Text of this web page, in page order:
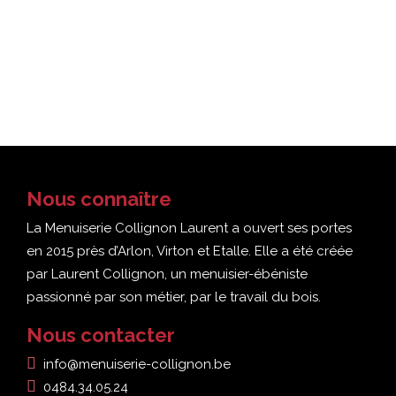
Nous connaître
La Menuiserie Collignon Laurent a ouvert ses portes
en 2015 près d’Arlon, Virton et Etalle. Elle a été créée
par Laurent Collignon, un menuisier-ébéniste
passionné par son métier, par le travail du bois.
Nous contacter
info@menuiserie-collignon.be
0484.34.05.24